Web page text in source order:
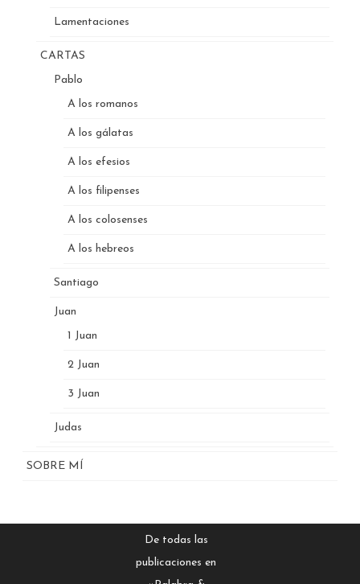
Lamentaciones
CARTAS
Pablo
A los romanos
A los gálatas
A los efesios
A los filipenses
A los colosenses
A los hebreos
Santiago
Juan
1 Juan
2 Juan
3 Juan
Judas
SOBRE MÍ
De todas las
publicaciones en